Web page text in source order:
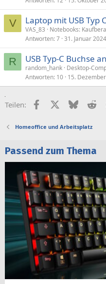
V Laptop mit USB Typ
VAS_83
Notebooks:
Antworten 7 31. Januar 2024
R USB Typ-C Buchse
random_hank Desktop-
Antworten 10 15.
Teilen: FacebookX (Twitter)
Bluesky
Homeoffice und Arbeitsplatz
Passend zum Thema